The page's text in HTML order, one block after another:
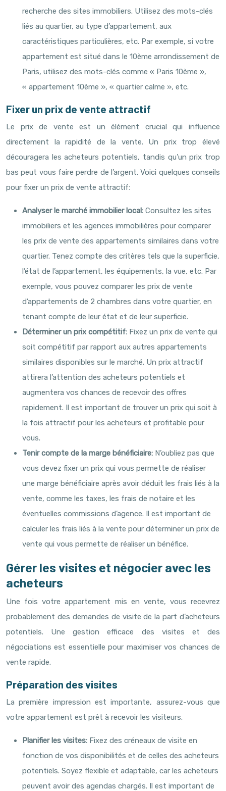
recherche des sites immobiliers. Utilisez des mots-clés
liés au quartier, au type d’appartement, aux
caractéristiques particulières, etc. Par exemple, si votre
appartement est situé dans le 10ème arrondissement de
Paris, utilisez des mots-clés comme « Paris 10ème »,
« appartement 10ème », « quartier calme », etc.
Fixer un prix de vente attractif
Le prix de vente est un élément crucial qui influence
directement la rapidité de la vente. Un prix trop élevé
découragera les acheteurs potentiels, tandis qu’un prix trop
bas peut vous faire perdre de l’argent. Voici quelques conseils
pour fixer un prix de vente attractif:
Analyser le marché immobilier local: Consultez les sites
immobiliers et les agences immobilières pour comparer
les prix de vente des appartements similaires dans votre
quartier. Tenez compte des critères tels que la superficie,
l’état de l’appartement, les équipements, la vue, etc. Par
exemple, vous pouvez comparer les prix de vente
d’appartements de 2 chambres dans votre quartier, en
tenant compte de leur état et de leur superficie.
Déterminer un prix compétitif: Fixez un prix de vente qui
soit compétitif par rapport aux autres appartements
similaires disponibles sur le marché. Un prix attractif
attirera l’attention des acheteurs potentiels et
augmentera vos chances de recevoir des offres
rapidement. Il est important de trouver un prix qui soit à
la fois attractif pour les acheteurs et profitable pour
vous.
Tenir compte de la marge bénéficiaire: N’oubliez pas que
vous devez fixer un prix qui vous permette de réaliser
une marge bénéficiaire après avoir déduit les frais liés à la
vente, comme les taxes, les frais de notaire et les
éventuelles commissions d’agence. Il est important de
calculer les frais liés à la vente pour déterminer un prix de
vente qui vous permette de réaliser un bénéfice.
Gérer les visites et négocier avec les
acheteurs
Une fois votre appartement mis en vente, vous recevrez
probablement des demandes de visite de la part d’acheteurs
potentiels. Une gestion efficace des visites et des
négociations est essentielle pour maximiser vos chances de
vente rapide.
Préparation des visites
La première impression est importante, assurez-vous que
votre appartement est prêt à recevoir les visiteurs.
Planifier les visites: Fixez des créneaux de visite en
fonction de vos disponibilités et de celles des acheteurs
potentiels. Soyez flexible et adaptable, car les acheteurs
peuvent avoir des agendas chargés. Il est important de